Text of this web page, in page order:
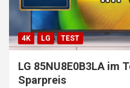
4K LG TEST
LG 85NU8E0B3LA im
Sparpreis